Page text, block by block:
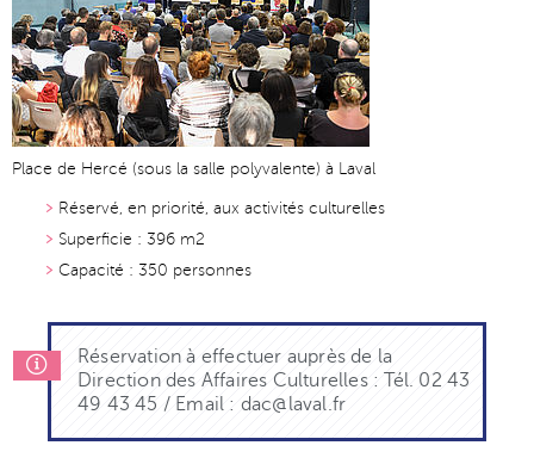
Place de Hercé (sous la salle polyvalente) à Laval
Réservé, en priorité, aux activités culturelles
Superficie : 396 m2
Capacité : 350 personnes
Réservation à effectuer auprès de la
Direction des Affaires Culturelles : Tél. 02 43
49 43 45 / Email : dac@laval.fr